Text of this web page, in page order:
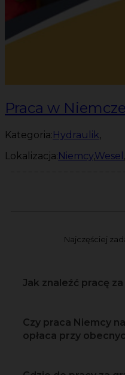
Praca w
Kategoria:Hydraulik,
Lokalizacja:Niemcy,Wesel ,
Najczęściej
Jak znaleźć pracę
Czy praca Niemcy
opłaca przy